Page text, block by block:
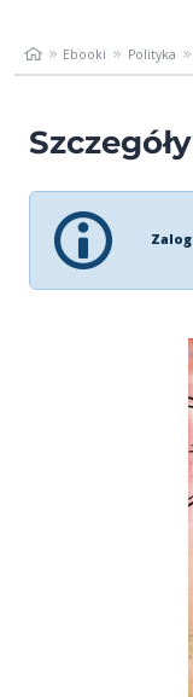
Ebooki Polityka